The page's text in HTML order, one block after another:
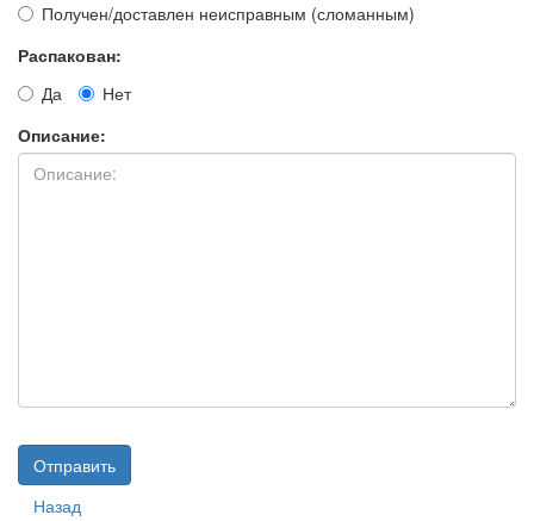
Получен/доставлен неисправным (сломанным)
Распакован:
Да
Нет
Описание:
Назад